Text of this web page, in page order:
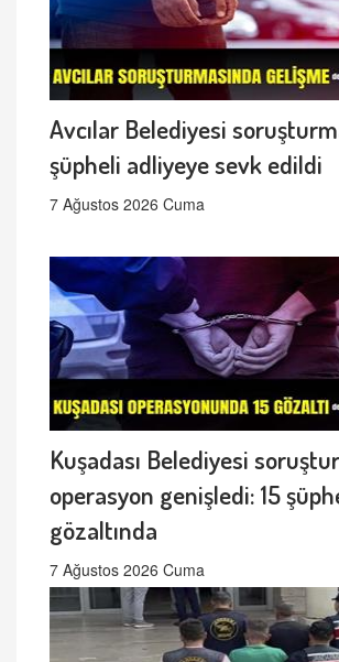
Avcılar Belediyesi
şüpheli adliyeye sevk edildi
7 Ağustos 2026 Cuma
Kuşadası Belediyesi
operasyon genişledi: 15
gözaltında
7 Ağustos 2026 Cuma